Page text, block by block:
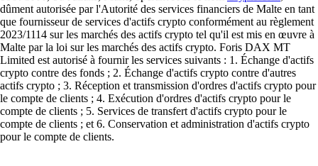
dûment autorisée par l'Autorité des services financiers de Malte en tant
que fournisseur de services d'actifs crypto conformément au règlement
2023/1114 sur les marchés des actifs crypto tel qu'il est mis en œuvre à
Malte par la loi sur les marchés des actifs crypto. Foris DAX MT
Limited est autorisé à fournir les services suivants : 1. Échange d'actifs
crypto contre des fonds ; 2. Échange d'actifs crypto contre d'autres
actifs crypto ; 3. Réception et transmission d'ordres d'actifs crypto pour
le compte de clients ; 4. Exécution d'ordres d'actifs crypto pour le
compte de clients ; 5. Services de transfert d'actifs crypto pour le
compte de clients ; et 6. Conservation et administration d'actifs crypto
pour le compte de clients.